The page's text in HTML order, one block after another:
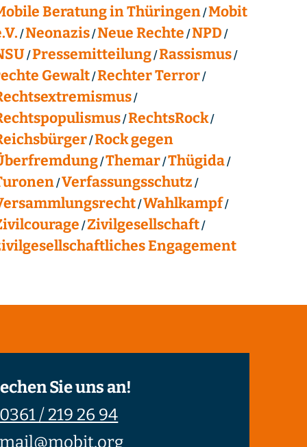
Beratung in Thüringen Mobit
Neonazis Neue Rechte NPD
Pressemitteilung Rassismus
Gewalt Rechter Terror
RechtsRock
Rock gegen
Themar Thügida
Verfassungsschutz
Wahlkampf
Zivilgesellschaft
Engagement
Sie uns an!
0361 / 219 26 94
mail@mobit.org